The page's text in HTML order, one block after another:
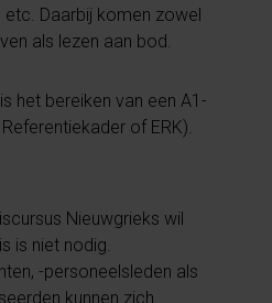
etc. Daarbij komen zowel
als lezen aan bod.
het bereiken van een A1-
of ERK).
Nieuwgrieks wil
is niet nodig.
-personeelsleden als
kunnen zich